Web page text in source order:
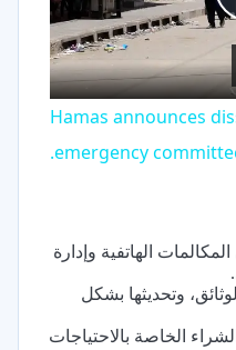
Hamas announces
emergency
الهاتفية وإدارة
وتحديثها بشكل
الخاصة بالاحتياجات